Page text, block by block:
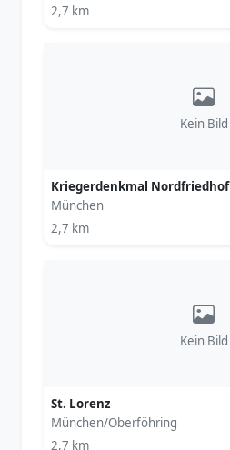
2,7 km
Kein Bild
Kriegerdenkmal Nordfriedhof
München
2,7 km
Kein Bild
St. Lorenz
München/Oberföhring
2,7 km